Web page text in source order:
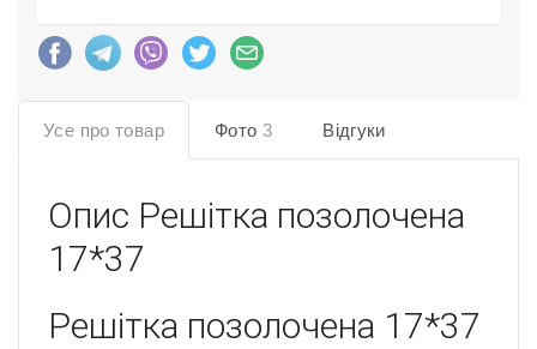
Усе про товар Фото 3 Відгуки
Опис Решітка позолочена
17*37
Решітка позолочена 17*37